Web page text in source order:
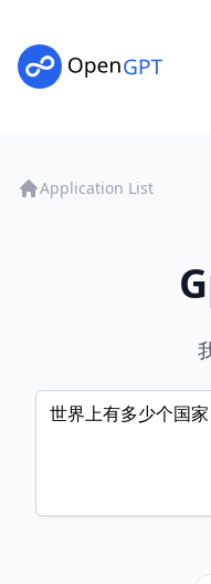
Application List